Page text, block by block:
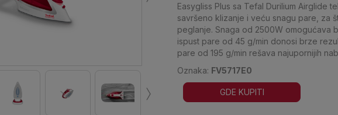
›
Easygliss Plus sa Tefal Durilium Airglide
savršeno klizanje i veću snagu pare, za
peglanje. Snaga od 2500W omogućava
ispust pare od 45 g/min donosi brze
pare od 195 g/min rešava najupornijih
Oznaka: FV5717E0
GDE KUPITI